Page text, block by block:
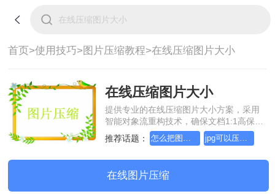
首页>使用技巧>图片压缩教程>在线压缩图片大小
在线压缩图片大小
提供专业的在线压缩图片大小方案，采用
智能对象流重构技术，确保文档1:1高保真
还原且排版不乱码。支持一键批量处理，
全链路 SSL 加密保障隐私安全。助您快速
办公。
推荐话题： 怎么把图片压缩小一点 jpg可以压缩小一点吗
在线图片压缩